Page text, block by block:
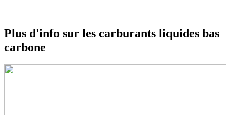
Plus d'info sur les carburants liquides bas
carbone